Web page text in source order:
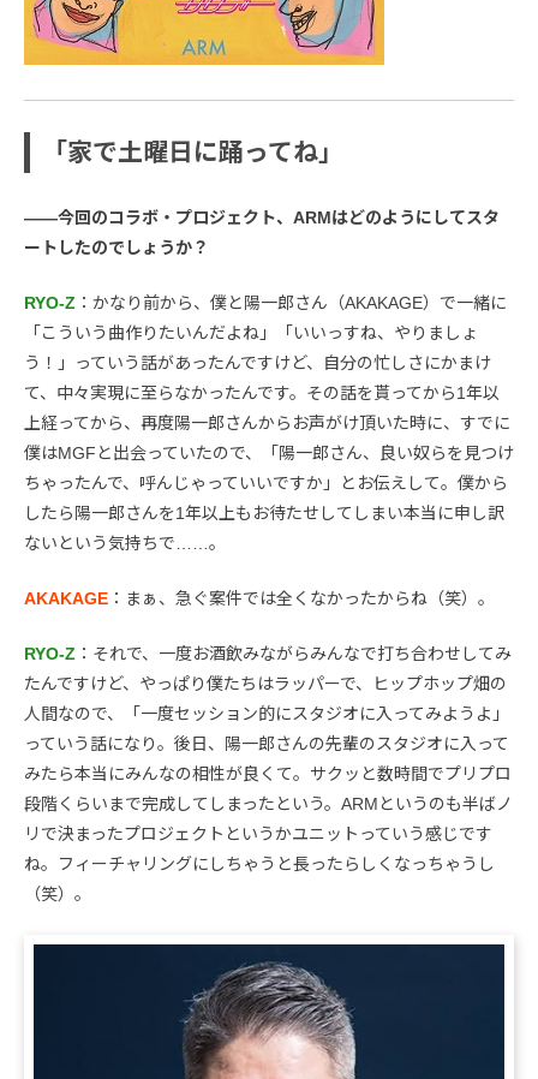
「家で土曜日に踊ってね」
――今回のコラボ・プロジェクト、ARMはどのようにしてスタ
ートしたのでしょうか？
RYO-Z ：かなり前から、僕と陽一郎さん（AKAKAGE）で一緒に
「こういう曲作りたいんだよね」「いいっすね、やりましょ
う！」っていう話があったんですけど、自分の忙しさにかまけ
て、中々実現に至らなかったんです。その話を貰ってから1年以
上経ってから、再度陽一郎さんからお声がけ頂いた時に、すでに
僕はMGFと出会っていたので、「陽一郎さん、良い奴らを見つけ
ちゃったんで、呼んじゃっていいですか」とお伝えして。僕から
したら陽一郎さんを1年以上もお待たせしてしまい本当に申し訳
ないという気持ちで……。
AKAKAGE ：まぁ、急ぐ案件では全くなかったからね（笑）。
RYO-Z ：それで、一度お酒飲みながらみんなで打ち合わせしてみ
たんですけど、やっぱり僕たちはラッパーで、ヒップホップ畑の
人間なので、「一度セッション的にスタジオに入ってみようよ」
っていう話になり。後日、陽一郎さんの先輩のスタジオに入って
みたら本当にみんなの相性が良くて。サクッと数時間でプリプロ
段階くらいまで完成してしまったという。ARMというのも半ばノ
リで決まったプロジェクトというかユニットっていう感じです
ね。フィーチャリングにしちゃうと長ったらしくなっちゃうし
（笑）。